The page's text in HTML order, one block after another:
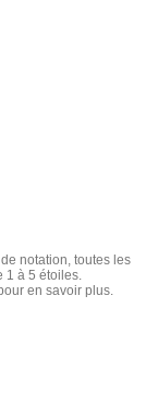
notation, toutes les
1 à 5 étoiles.
en savoir plus.